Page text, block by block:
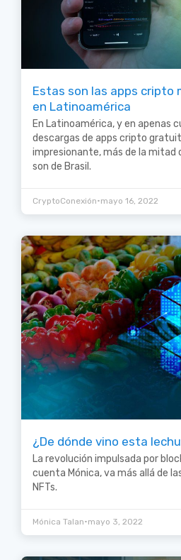
Estas son las apps cripto
en Latinoamérica
En Latinoamérica, y en apenas
descargas de apps cripto
impresionante, más de la mitad
son de Brasil.
CryptoConexión•mayo 16, 2022
¿De dónde vino esta
La revolución impulsada por
cuenta Mónica, va más allá de
NFTs.
Mónica Talan•mayo 3, 2022